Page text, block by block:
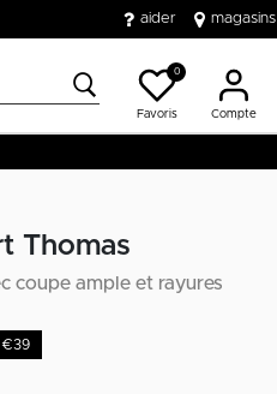
aider magasins
0
Favoris Compte
Thomas
coupe ample et rayures
€39